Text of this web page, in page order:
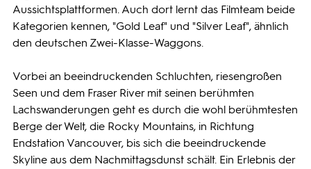
Aussichtsplattformen. Auch dort lernt das Filmteam beide
Kategorien kennen, "Gold Leaf" und "Silver Leaf", ähnlich
den deutschen Zwei-Klasse-Waggons.
Vorbei an beeindruckenden Schluchten, riesengroßen
Seen und dem Fraser River mit seinen berühmten
Lachswanderungen geht es durch die wohl berühmtesten
Berge der Welt, die Rocky Mountains, in Richtung
Endstation Vancouver, bis sich die beeindruckende
Skyline aus dem Nachmittagsdunst schält. Ein Erlebnis der